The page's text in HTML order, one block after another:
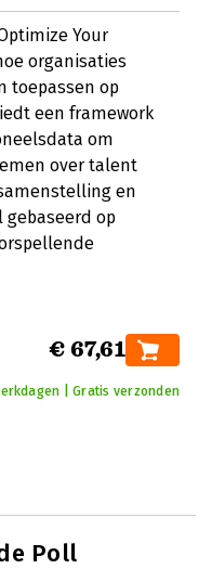
Your
organisaties
toepassen op
een framework
om
over talent
en
op
€ 67,61
| Gratis verzonden
Poll